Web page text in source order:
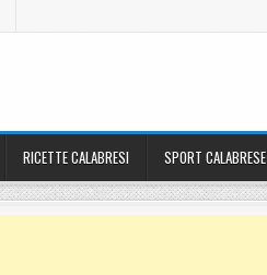
RICETTE CALABRESI SPORT CALABRESE